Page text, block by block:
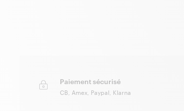
Paiement sécurisé
CB, Amex, Paypal, Klarna